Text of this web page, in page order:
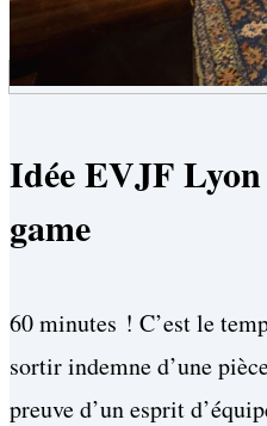
Idée EVJF
game
60 minutes ! C’est le
sortir indemne d’une
preuve d’un esprit